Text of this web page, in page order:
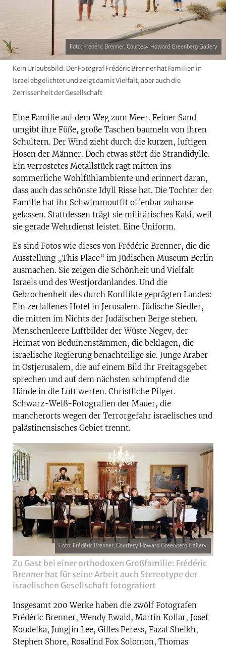
Foto: Frédéric Brenner, Courtesy Howard Greenberg Gallery
Kein Urlaubsbild: Der Fotograf Frédéric Brenner hat Familien in
Israel abgelichtet und zeigt damit Vielfalt, aber auch die
Zerrissenheit der Gesellschaft
Eine Familie auf dem Weg zum Meer. Feiner Sand
umgibt ihre Füße, große Taschen baumeln von ihren
Schultern. Der Wind zieht durch die kurzen, luftigen
Hosen der Männer. Doch etwas stört die Strandidylle.
Ein verrostetes Metallstück ragt mitten ins
sommerliche Wohlfühlambiente und erinnert daran,
dass auch das schönste Idyll Risse hat. Die Tochter der
Familie hat ihr Schwimmoutfit offenbar zuhause
gelassen. Stattdessen trägt sie militärisches Kaki, weil
sie gerade Wehrdienst leistet. Eine Uniform.
Es sind Fotos wie dieses von Frédéric Brenner, die die
Ausstellung „This Place“ im Jüdischen Museum Berlin
ausmachen. Sie zeigen die Schönheit und Vielfalt
Israels und des Westjordanlandes. Und die
Gebrochenheit des durch Konflikte geprägten Landes:
Ein zerfallenes Hotel in Jerusalem. Jüdische Siedler,
die mitten im Nichts der Judäischen Berge stehen.
Menschenleere Luftbilder der Wüste Negev, der
Heimat von Beduinenstämmen, die beklagen, die
israelische Regierung benachteilige sie. Junge Araber
in Ostjerusalem, die auf einem Bild ihr Freitagsgebet
sprechen und auf dem nächsten schimpfend die
Hände in die Luft werfen. Christliche Pilger.
Schwarz-Weiß-Fotografien der Mauer, die
mancherorts wegen der Terrorgefahr israelisches und
palästinensisches Gebiet trennt.
Foto: Frédéric Brenner, Courtesy Howard Greenberg Gallery
Zu Gast bei einer orthodoxen Großfamilie: Frédéric
Brenner hat für seine Arbeit auch Stereotype der
israelischen Gesellschaft fotografiert
Insgesamt 200 Werke haben die zwölf Fotografen
Frédéric Brenner, Wendy Ewald, Martin Kollar, Josef
Koudelka, Jungjin Lee, Gilles Peress, Fazal Sheikh,
Stephen Shore, Rosalind Fox Solomon, Thomas